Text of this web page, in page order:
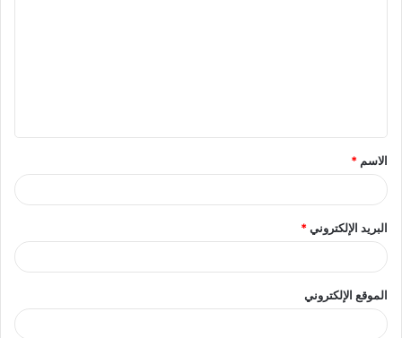
ق
*
الاسم *
البريد الإلكتروني*
الموقع الإلكتروني